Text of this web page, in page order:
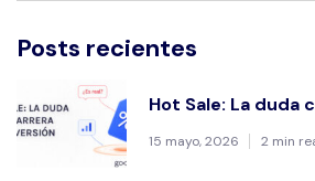
Posts recientes
Hot Sale: La duda
15 mayo, 2026 2 min